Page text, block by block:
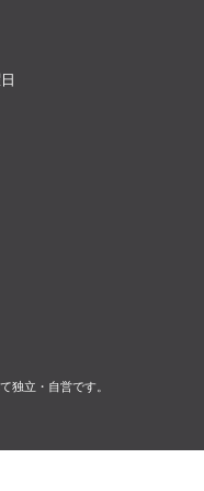
独立・自営です。